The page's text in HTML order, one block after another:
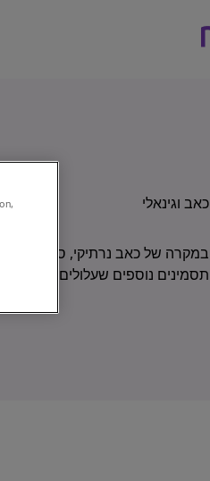
כאב וגינאלי
במקרה של כאב נרתיקי, סביר כי
תסמינים נוספים שעלולים להתלוות